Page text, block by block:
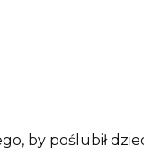
by poślubił